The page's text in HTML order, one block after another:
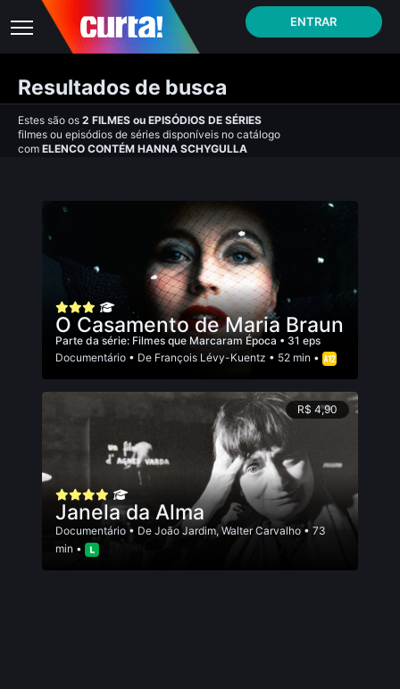
ENTRAR
Resultados de busca
Estes são os 2 FILMES ou EPISÓDIOS DE SÉRIES
filmes ou episódios de séries disponíveis no catálogo
com ELENCO CONTÉM HANNA SCHYGULLA
O Casamento de Maria Braun
Parte da série: Filmes que Marcaram Época • 31 eps
Documentário • De François Lévy-Kuentz • 52 min •
R$ 4,90
Janela da Alma
Documentário • De João Jardim, Walter Carvalho• 73
min •